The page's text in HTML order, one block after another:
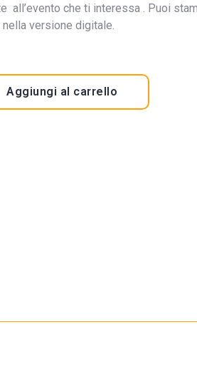
all’evento che ti interessa . Puoi
versione digitale.
Aggiungi al carrello